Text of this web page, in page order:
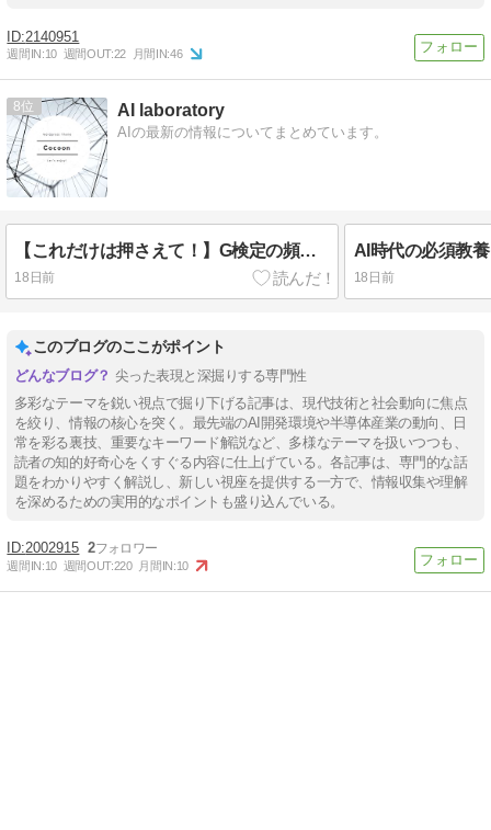
2140951
週間IN:10 週間OUT:22 月間IN:46
8 AI laboratory
AIの最新の情報についてまとめています。
【これだけは押さえて！】G検定の頻出・重要キーワード完全まとめ【分野別】
18日前 18日前
このブログのここがポイント
尖った表現と深掘りする専門性
多彩なテーマを鋭い視点で掘り下げる記事は、現代技術と社会動向に焦点
を絞り、情報の核心を突く。最先端のAI開発環境や半導体産業の動向、日
常を彩る裏技、重要なキーワード解説など、多様なテーマを扱いつつも、
読者の知的好奇心をくすぐる内容に仕上げている。各記事は、専門的な話
題をわかりやすく解説し、新しい視座を提供する一方で、情報収集や理解
を深めるための実用的なポイントも盛り込んでいる。
2002915 2
週間IN:10 週間OUT:220 月間IN:10